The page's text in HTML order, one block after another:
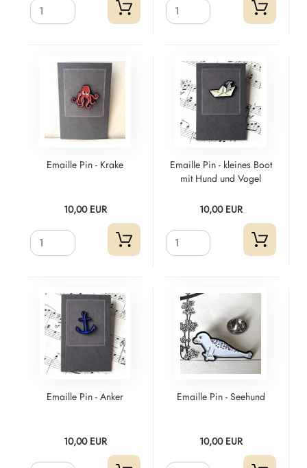
Emaille Pin - Krake
10,00 EUR
Emaille Pin - kleines Boot
mit Hund und Vogel
10,00 EUR
Emaille Pin - Anker
10,00 EUR
Emaille Pin - Seehund
10,00 EUR